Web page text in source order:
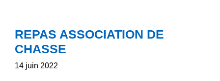
REPAS ASSOCIATION DE
CHASSE
14 juin 2022